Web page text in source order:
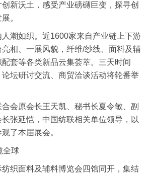
新沃土，感受产业磅礴巨变，探寻创
。
如织。近1600家来自产业链上下游
相、一展风貌，纤维/纱线、面料及辅
套等各类新品云集荟萃。三天时间
论坛研讨交流、商贸洽谈活动将轮番举
合会原会长王天凯、秘书长夏令敏、副
张延恺，中国纺联相关单位领导，以
了本届展会。
球
面料及辅料博览会四馆同开，集结